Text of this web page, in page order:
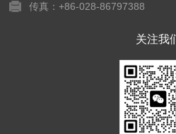
传真：+86-028-86797388
关注我